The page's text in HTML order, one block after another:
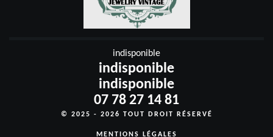
indisponible
indisponible
indisponible
07 78 27 14 81
© 2025 - 2026 TOUT DROIT RÉSERVÉ
MENTIONS LÉGALES